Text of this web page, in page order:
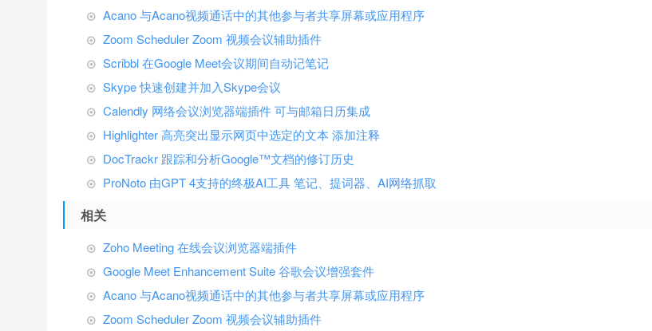
Acano 与Acano视频通话中的其他参与者共享屏幕或应用程序
Zoom Scheduler Zoom 视频会议辅助插件
Scribbl 在Google Meet会议期间自动记笔记
Skype 快速创建并加入Skype会议
Calendly 网络会议浏览器端插件 可与邮箱日历集成
Highlighter 高亮突出显示网页中选定的文本 添加注释
DocTrackr 跟踪和分析Google™文档的修订历史
ProNoto 由GPT 4支持的终极AI工具 笔记、提词器、AI网络抓取
相关
Zoho Meeting 在线会议浏览器端插件
Google Meet Enhancement Suite 谷歌会议增强套件
Acano 与Acano视频通话中的其他参与者共享屏幕或应用程序
Zoom Scheduler Zoom 视频会议辅助插件